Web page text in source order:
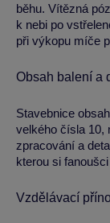
běhu. Vítězná
k nebi po
při výkopu míče
Obsah balení a
Stavebnice
velkého čísla 10,
zpracování a
kterou si
Vzdělávací